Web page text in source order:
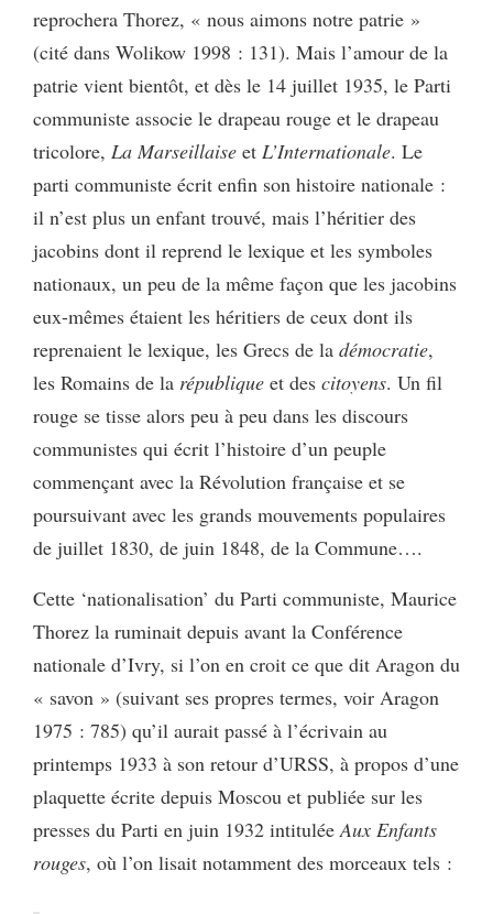
reprochera Thorez, « nous aimons notre patrie »
(cité dans Wolikow 1998 : 131). Mais l’amour de la
patrie vient bientôt, et dès le 14 juillet 1935, le Parti
communiste associe le drapeau rouge et le drapeau
tricolore, La Marseillaise et L’Internationale. Le
parti communiste écrit enfin son histoire nationale :
il n’est plus un enfant trouvé, mais l’héritier des
jacobins dont il reprend le lexique et les symboles
nationaux, un peu de la même façon que les jacobins
eux-mêmes étaient les héritiers de ceux dont ils
reprenaient le lexique, les Grecs de la démocratie,
les Romains de la république et des citoyens. Un fil
rouge se tisse alors peu à peu dans les discours
communistes qui écrit l’histoire d’un peuple
commençant avec la Révolution française et se
poursuivant avec les grands mouvements populaires
de juillet 1830, de juin 1848, de la Commune….
Cette ‘nationalisation’ du Parti communiste, Maurice
Thorez la ruminait depuis avant la Conférence
nationale d’Ivry, si l’on en croit ce que dit Aragon du
« savon » (suivant ses propres termes, voir Aragon
1975 : 785) qu’il aurait passé à l’écrivain au
printemps 1933 à son retour d’URSS, à propos d’une
plaquette écrite depuis Moscou et publiée sur les
presses du Parti en juin 1932 intitulée Aux Enfants
rouges, où l’on lisait notamment des morceaux tels :